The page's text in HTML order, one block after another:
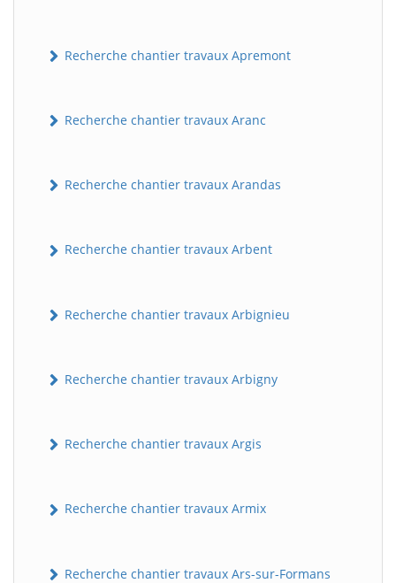
Recherche chantier travaux Apremont
Recherche chantier travaux Aranc
Recherche chantier travaux Arandas
Recherche chantier travaux Arbent
Recherche chantier travaux Arbignieu
Recherche chantier travaux Arbigny
Recherche chantier travaux Argis
Recherche chantier travaux Armix
Recherche chantier travaux Ars-sur-Formans